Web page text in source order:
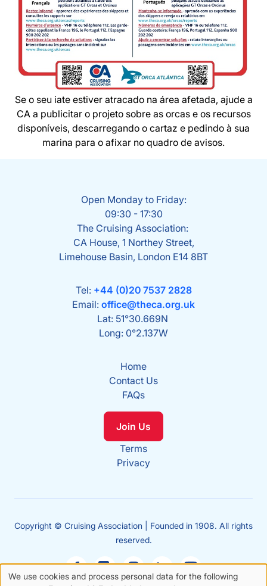
Se o seu iate estiver atracado na área afetada, ajude a
CA a publicitar o projeto sobre as orcas e os recursos
disponíveis, descarregando o cartaz e pedindo à sua
marina para o afixar no quadro de avisos.
Open Monday to Friday:
09:30 - 17:30
The Cruising Association:
CA House, 1 Northey Street,
Limehouse Basin, London E14 8BT
Tel: +44 (0)20 7537 2828
Email: office@theca.org.uk
Lat: 51°30.669N
Long: 0°2.137W
Home
Contact Us
FAQs
Join Us
Terms
Privacy
Copyright © Cruising Association | Founded in 1908. All rights
reserved.
We use cookies and process personal data for the following